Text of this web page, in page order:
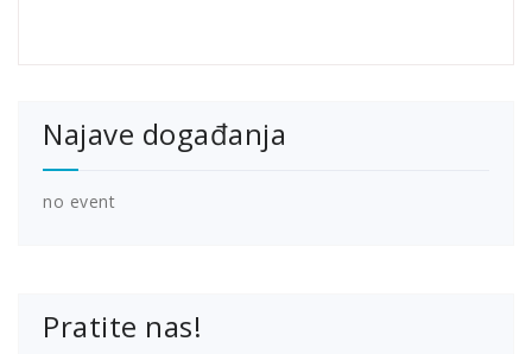
Najave događanja
no event
Pratite nas!